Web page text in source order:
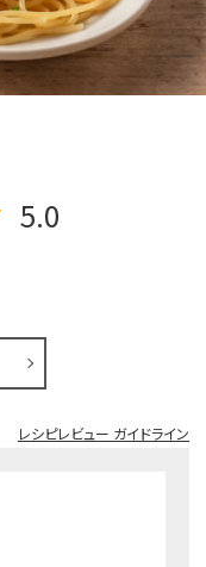
5.0
レシピレビュー ガイドライン